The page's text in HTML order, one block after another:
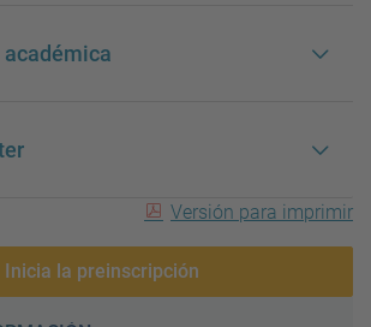
académica
Versión para imprimir
Inicia la preinscripción